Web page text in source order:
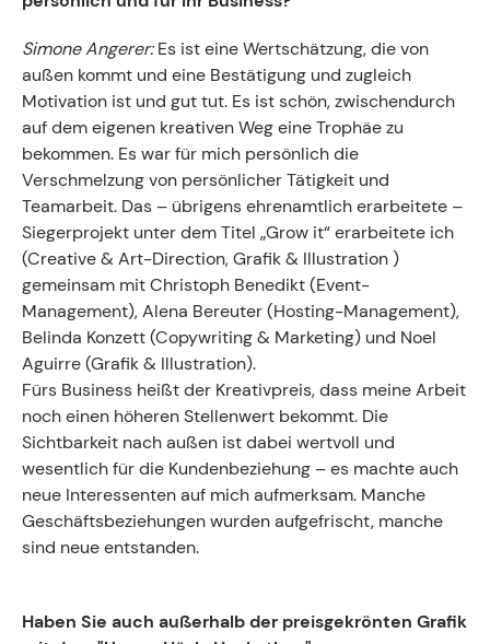
Aktuelles
Events
Simone Angerer:Es ist eine Wertschätzung, die von
außen kommt und eine Bestätigung und zugleich
Motivation ist und gut tut. Es ist schön, zwischendurch
auf dem eigenen kreativen Weg eine Trophäe zu
bekommen. Es war für mich persönlich die
Verschmelzung von persönlicher Tätigkeit und
Teamarbeit. Das – übrigens ehrenamtlich erarbeitete –
Siegerprojekt unter dem Titel „Grow it“ erarbeitete ich
(Creative & Art-Direction, Grafik & Illustration )
gemeinsam mit Christoph Benedikt (Event-
Management), Alena Bereuter (Hosting-Management),
Belinda Konzett (Copywriting & Marketing) und Noel
Aguirre (Grafik & Illustration).
Fürs Business heißt der Kreativpreis, dass meine Arbeit
noch einen höheren Stellenwert bekommt. Die
Sichtbarkeit nach außen ist dabei wertvoll und
wesentlich für die Kundenbeziehung – es machte auch
neue Interessenten auf mich aufmerksam. Manche
Geschäftsbeziehungen wurden aufgefrischt, manche
sind neue entstanden.
Haben Sie auch außerhalb der preisgekrönten Grafik